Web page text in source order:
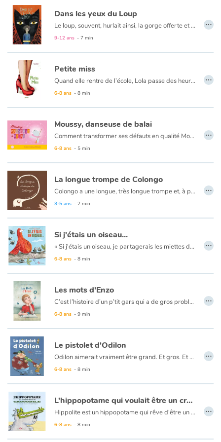
Apprendre les langues
Dyslexie, troubles de la lecture
Nos listes de lecture
Les plus lus
Coups de coeur
Dans les yeux du Loup
Le loup, souvent, hurlait ainsi, la gorge offerte et les yeux clos. Tout entier dans son cri. Il ne la vit pas approcher, elle, la jeune fille. N’entendit pas son pas léger. En tout cas, c’est ce qu’elle crut. Qu’il ne l’avait pas vue.
9-12 ans - 7 min
…
Petite miss
Quand elle rentre de l’école, Lola passe des heures devant la glace : elle se regarde, se maquille, s’entraîne à défiler comme un vrai mannequin. Mais la situation se complique lorsque Tatie Christelle propose de l’inscrire au concours des Petites Miss…
6-8 ans - 8 min
…
Moussy, danseuse de balai
Comment transformer ses défauts en qualité Moussy est une petite souris rondelette, préposée au balai alors qu’elle rêve de danser à l’Opéra. Quand ses amies souris lui conseillent de renoncer à cause de son physique, elle se met à pleurer. Alors apparaît la VSS : la Vieille Souris Sage. Elle sait tout et résoud les problèmes les plus compliqués. Elle va aider Moussy à tirer profit de son physique et lui apprendre qu’ « un défaut peut devenir une qualité, ce n’est qu’une question de volonté »...
6-8 ans - 5 min
…
La longue trompe de Colongo
Colongo a une longue, très longue trompe et, à priori, cela n'a rien d'avantageux…
3-5 ans - 2 min
…
Si j'étais un oiseau...
« Si j'étais un oiseau, je partagerais les miettes des moineaux. Puis, quand le chat du voisin surgirait... Je sauterais sur son dos pour le dompter ! Après, avec mes amis, nous partirions en randonnée. Nous sortirions de la ville... Nous ferions une rencontre surprenante au bord de la route... Nous traverserions la campagne... Et nous irions voir la mer. » Mais qui aimerait tant être un oiseau ? Et vous, que feriez-vous si vous pouviez vous envoler ?
6-8 ans - 8 min
…
Les mots d'Enzo
C’est l’histoire d’un p’tit gars qui a de gros problèmes avec les mots... Pourtant, il ne ménage pas sa peine pour apprendre à lire et à écrire. Si seulement sa maîtresse et ses parents savaient le temps qu’il y passe ! Lorsque l’on est enfant, il n’est pas toujours facile d’apprendre à lire… un domaine où la pression vient de tous les côtés ! Un album qui rappelle que tout bon apprentissage passe par la bienveillance.
6-8 ans - 9 min
…
Le pistolet d'Odilon
Odilon aimerait vraiment être grand. Et gros. Et costaud. Et même un peu méchant. Mais comment faire peur aux gens quand on est tout petit et vraiment trop mignon ?
6-8 ans - 8 min
…
L’hippopotame qui voulait être un crocodile
Hippolite est un hippopotame qui rêve d'être un crocodile. Il les trouvent beaux avec leur peau émeraude, leur corps fuselé et leur dents étincelantes... Malheureusement, quand l'hippopotame se regarde dans le miroir, il n'a pas la même élégance que ses idoles.
6-8 ans - 8 min
…